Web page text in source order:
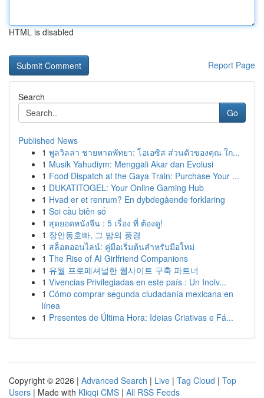
HTML is disabled
Report Page
Search
Go
Published News
1 พูลวิลล่า ชายหาดพัทยา: โอเอซิส ส่วนตัวของคุณ ใก...
1 Musik Yahudiym: Menggali Akar dan Evolusi
1 Food Dispatch at the Gaya Train: Purchase Your ...
1 DUKATITOGEL: Your Online Gaming Hub
1 Hvad er et renrum? En dybdegående forklaring
1 Soi cầu biên số
1 สุดยอดหนังจีน : 5 เรื่อง ที่ ต้องดู!
1 장안동호빠, 그 밤의 풍경
1 สล็อตออนไลน์: คู่มือเริ่มต้นสำหรับมือใหม่
1 The Rise of AI Girlfriend Companions
1 유월 프로페셔널한 웹사이트 구축 파트너
1 Vivencias Privilegiadas en este país : Un Inolv...
1 Cómo comprar segunda ciudadanía mexicana en
línea
1 Presentes de Última Hora: Ideias Criativas e Fá...
Copyright © 2026 | Advanced Search | Live | Tag Cloud | Top
Users | Made with Kliqqi CMS | All RSS Feeds